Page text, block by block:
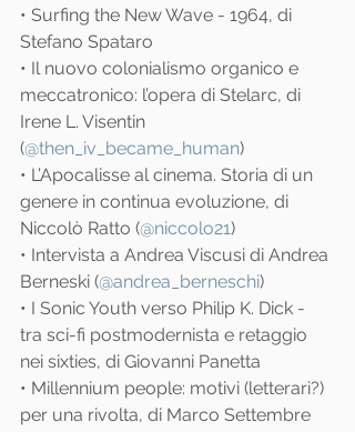
• Surfing the New Wave - 1964, di
Stefano Spataro
• Il nuovo colonialismo organico e
meccatronico: l’opera di Stelarc, di
Irene L. Visentin
(@then_iv_became_human)
• L’Apocalisse al cinema. Storia di un
genere in continua evoluzione, di
Niccolò Ratto (@niccolo21)
• Intervista a Andrea Viscusi di Andrea
Berneski (@andrea_berneschi)
• I Sonic Youth verso Philip K. Dick -
tra sci-fi postmodernista e retaggio
nei sixties, di Giovanni Panetta
• Millennium people: motivi (letterari?)
per una rivolta, di Marco Settembre